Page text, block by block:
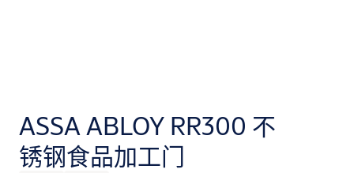
ASSA ABLOY RR300 不
锈钢食品加工门